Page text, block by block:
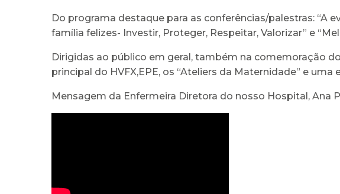
Do programa destaque para as conferências/palestras: “A
família felizes- Investir, Proteger, Respeitar, Valorizar” e
Dirigidas ao público em geral, também na comemoração
principal do HVFX,EPE, os “Ateliers da Maternidade” e
Mensagem da Enfermeira Diretora do nosso Hospital, Ana